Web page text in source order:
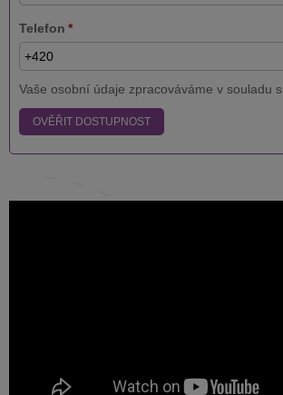
Telefon *
Vaše osobní údaje zpracováváme v souladu s
OVĚŘIT DOSTUPNOST